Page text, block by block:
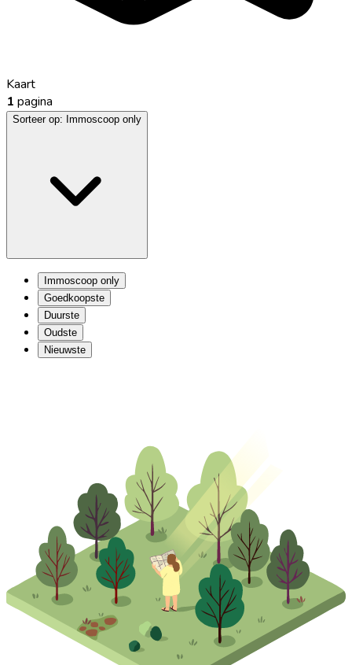
Kaart
1 pagina
Sorteer op: Immoscoop only
Immoscoop only
Goedkoopste
Duurste
Oudste
Nieuwste